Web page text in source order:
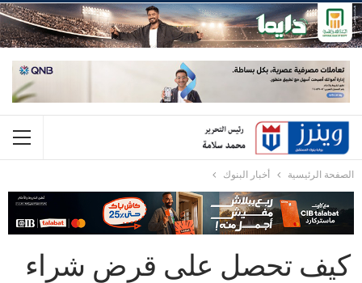
الصفحة الرئيسية أخبار البنوك
كيف تحصل على قرض شراء